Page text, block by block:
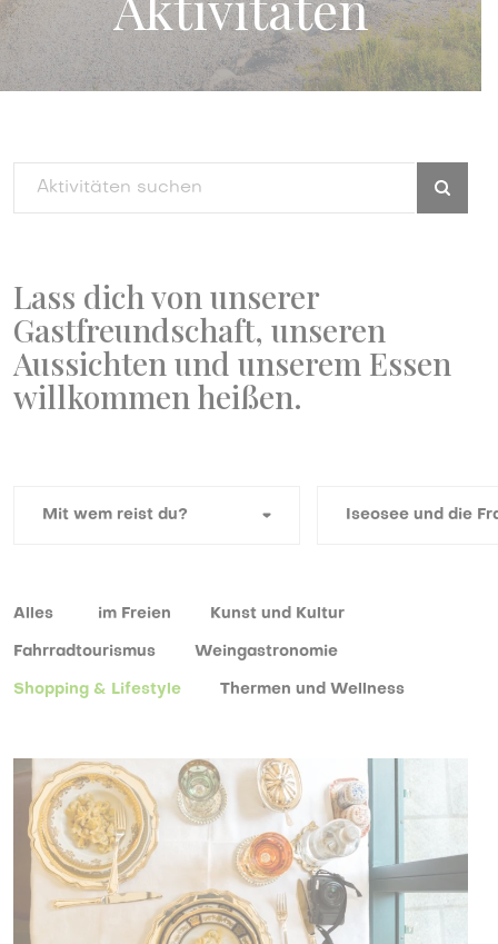
Lass dich von unserer
Gastfreundschaft, unseren
Aussichten und unserem Essen
willkommen heißen.
Alles im Freien Kunst und Kultur
Fahrradtourismus Weingastronomie
Shopping & Lifestyle Thermen und Wellness